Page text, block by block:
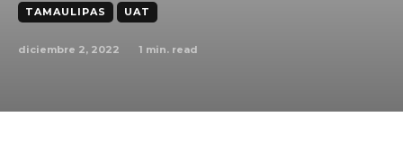
TAMAULIPAS UAT
diciembre 2, 2022 1 min. read